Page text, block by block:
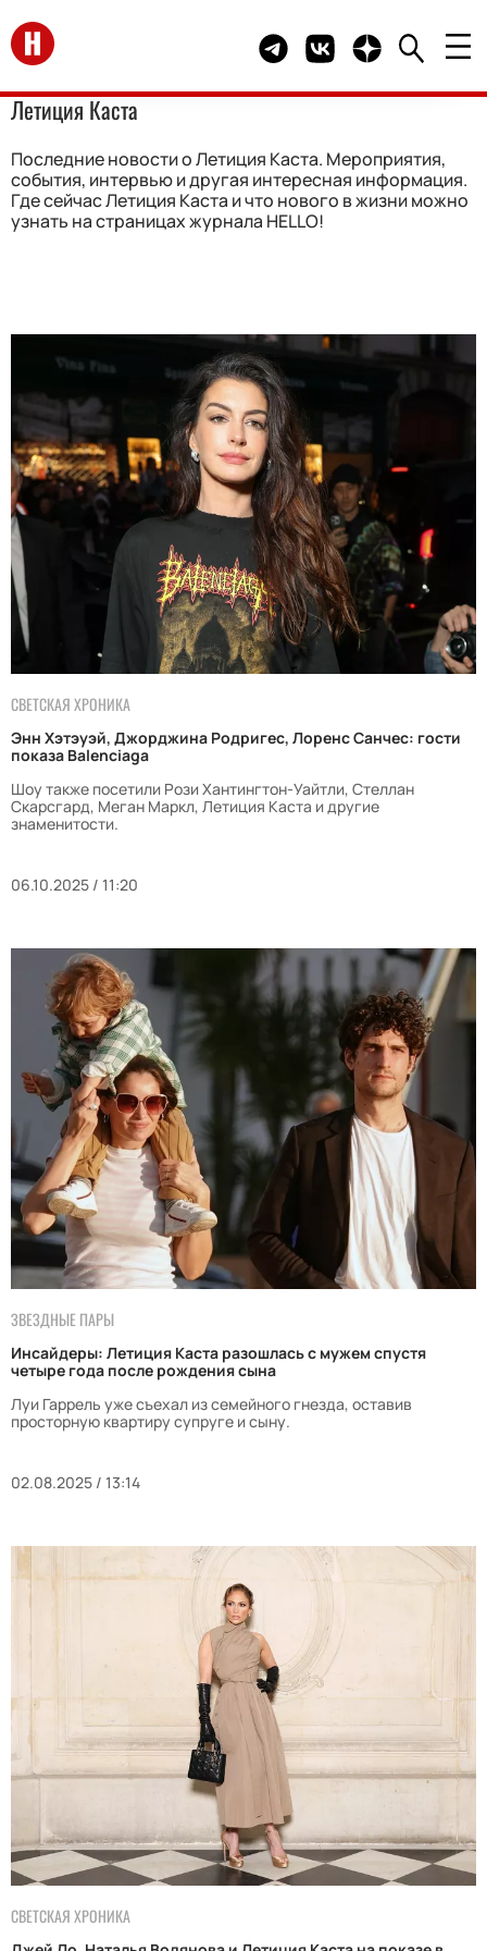
Перейти на главную Telegram канал HELLO
Группа HELLO
Канал HELLO в
Летиция Каста
Последние новости о Летиция Каста. Мероприятия,
события, интервью и другая интересная информация.
Где сейчас Летиция Каста и что нового в жизни можно
узнать на страницах журнала HELLO!
СВЕТСКАЯ ХРОНИКА
Энн Хэтэуэй, Джорджина Родригес, Лоренс Санчес: гости
показа Balenciaga
Шоу также посетили Рози Хантингтон-Уайтли, Стеллан
Скарсгард, Меган Маркл, Летиция Каста и другие
знаменитости.
06.10.2025 / 11:20
ЗВЕЗДНЫЕ ПАРЫ
Инсайдеры: Летиция Каста разошлась с мужем спустя
четыре года после рождения сына
Луи Гаррель уже съехал из семейного гнезда, оставив
просторную квартиру супруге и сыну.
02.08.2025 / 13:14
СВЕТСКАЯ ХРОНИКА